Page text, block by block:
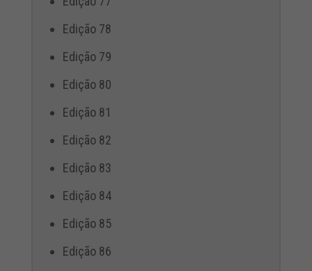
Edição 78
Edição 79
Edição 80
Edição 81
Edição 82
Edição 83
Edição 84
Edição 85
Edição 86